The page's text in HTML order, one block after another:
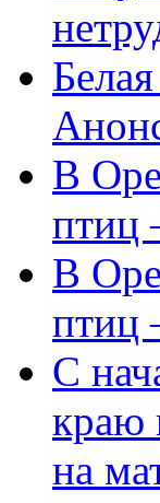
В
птиц
В
птиц
С
краю
на